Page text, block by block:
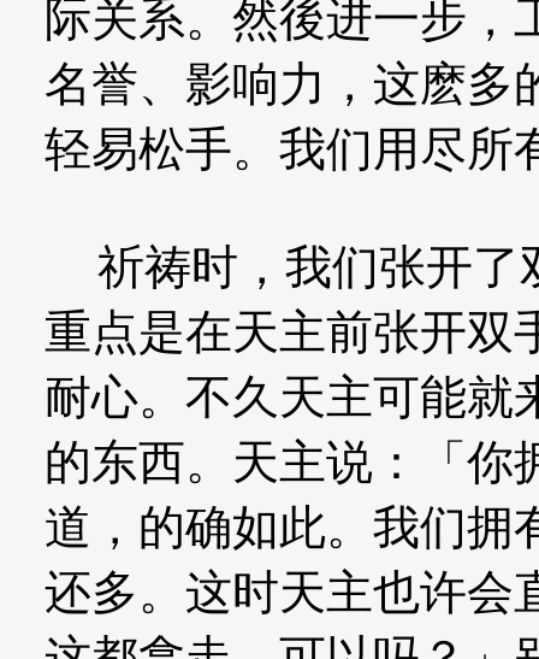
际关系。然後进一步，
名誉、影响力，这麽多
轻易松手。我们用尽所
祈祷时，我们张开了
重点是在天主前张开双
耐心。不久天主可能就
的东西。天主说：「你
道，的确如此。我们拥
还多。这时天主也许会